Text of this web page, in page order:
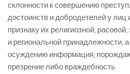
склонности к совершению
достоинств и добродетелей у лиц
признаку их религиозной,
и региональной принадлежности,
осуждению информация,
презрение либо враждебность.